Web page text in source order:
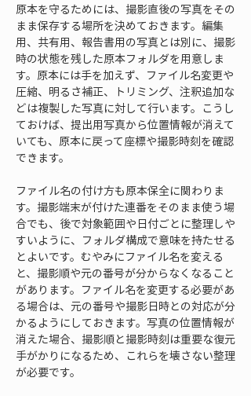
原本を守るためには、撮影直後の写真をその
まま保存する場所を決めておきます。編集
用、共有用、報告書用の写真とは別に、撮影
時の状態を残した原本フォルダを用意しま
す。原本には手を加えず、ファイル名変更や
圧縮、明るさ補正、トリミング、注釈追加な
どは複製した写真に対して行います。こうし
ておけば、提出用写真から位置情報が消えて
いても、原本に戻って座標や撮影時刻を確認
できます。
ファイル名の付け方も原本保全に関わりま
す。撮影端末が付けた連番をそのまま使う場
合でも、後で対象範囲や日付ごとに整理しや
すいように、フォルダ構成で意味を持たせる
とよいです。むやみにファイル名を変える
と、撮影順や元の番号が分からなくなること
があります。ファイル名を変更する必要があ
る場合は、元の番号や撮影日時との対応が分
かるようにしておきます。写真の位置情報が
消えた場合、撮影順と撮影時刻は重要な復元
手がかりになるため、これらを壊さない整理
が必要です。